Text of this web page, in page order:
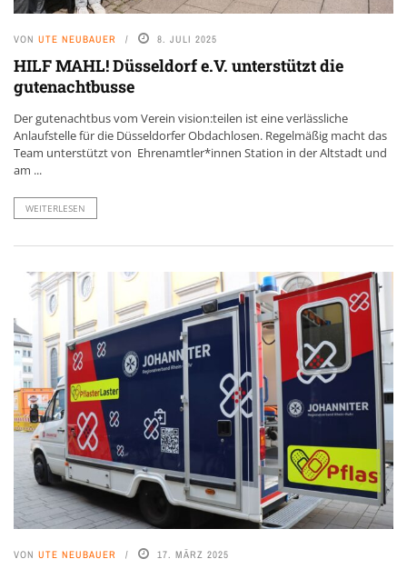
VON UTE NEUBAUER 8. JULI 2025
HILF MAHL! Düsseldorf e.V. unterstützt die
gutenachtbusse
Der gutenachtbus vom Verein vision:teilen ist eine verlässliche
Anlaufstelle für die Düsseldorfer Obdachlosen. Regelmäßig macht das
Team unterstützt von Ehrenamtler*innen Station in der Altstadt und
am ...
WEITERLESEN
VON UTE NEUBAUER 17. MÄRZ 2025